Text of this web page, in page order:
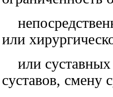
или
или суставных
суставов, смену